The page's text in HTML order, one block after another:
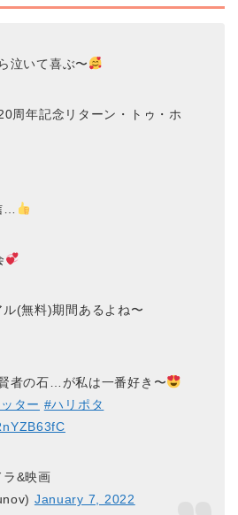
泣いて喜ぶ〜
周年記念リターン・トゥ・ホ
…
(無料)期間あるよね〜
者の石…が私は一番好き〜
ター #ハリポタ
&映画
January 7, 2022